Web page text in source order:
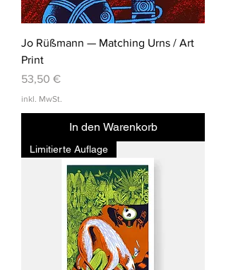
Jo Rüßmann — Matching Urns / Art
Print
Preis
53,50 €
inkl. MwSt.
In den Warenkorb
Limitierte Auflage